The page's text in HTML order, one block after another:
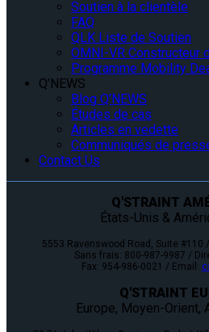
Soutien à la clientèle
FAQ
QLK Liste de Soutien
OMNI-VR Constructeur
Programme Mobility
Q’NEWS
Blog Q’NEWS
Études de cas
Articles en vedette
Communiqués de
Contact Us
Q'STRAINT
États-Unis &
5553 Ravenswood Road, Suite #110
Sans frais: 800-987-9987 /
Fax: 954-986-0021 / Email:
Q'STRAINT
Europe, Moyen-Orient,